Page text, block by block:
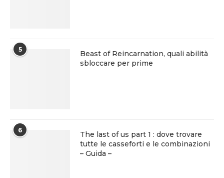
5
Beast of Reincarnation, quali abilità
sbloccare per prime
6
The last of us part 1 : dove trovare
tutte le casseforti e le combinazioni
– Guida –